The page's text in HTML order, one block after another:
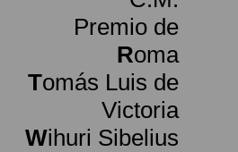
Premio de
Roma
Tomás Luis de
Victoria
Wihuri Sibelius